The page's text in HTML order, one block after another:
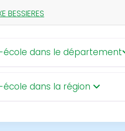
BESSIERES
école dans le département
dans la région